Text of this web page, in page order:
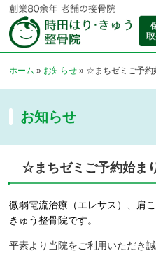
ホーム » お知らせ » ☆まちゼミご予
お知らせ
☆まちゼミご予約始ま
微弱電流治療（エレサス）、肩
きゅう整骨院です。
平素より当院をご利用いただき